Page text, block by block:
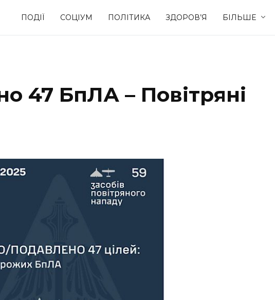
ПОДІЇ СОЦІУМ ПОЛІТИКА ЗДОРОВ’Я БІЛЬШЕ
Спорт Стиль життя
47 БпЛА – Повітряні